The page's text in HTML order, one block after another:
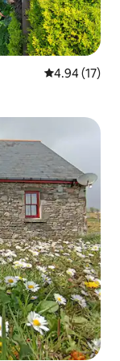
Calificación
4.94 (17)